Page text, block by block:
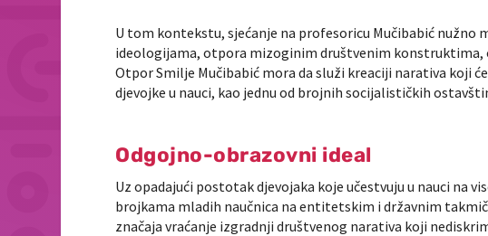
U tom kontekstu, sjećanje na profesoricu Mučibabić
ideologijama, otpora mizoginim društvenim
Otpor Smilje Mučibabić mora da služi kreaciji narativa koji
djevojke u nauci, kao jednu od brojnih socijalističkih
Odgojno-obrazovni ideal
Uz opadajući postotak djevojaka koje učestvuju u nauci na
brojkama mladih naučnica na entitetskim i državnim
značaja vraćanje izgradnji društvenog narativa koji